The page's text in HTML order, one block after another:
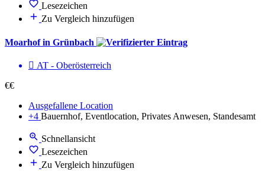
Lesezeichen
Zu Vergleich hinzufügen
Moarhof in Grünbach
AT - Ober­österreich
€€
Ausgefallene Location
+4 Bauernhof, Eventlocation, Privates Anwesen, Standesamt
Schnellansicht
Lesezeichen
Zu Vergleich hinzufügen